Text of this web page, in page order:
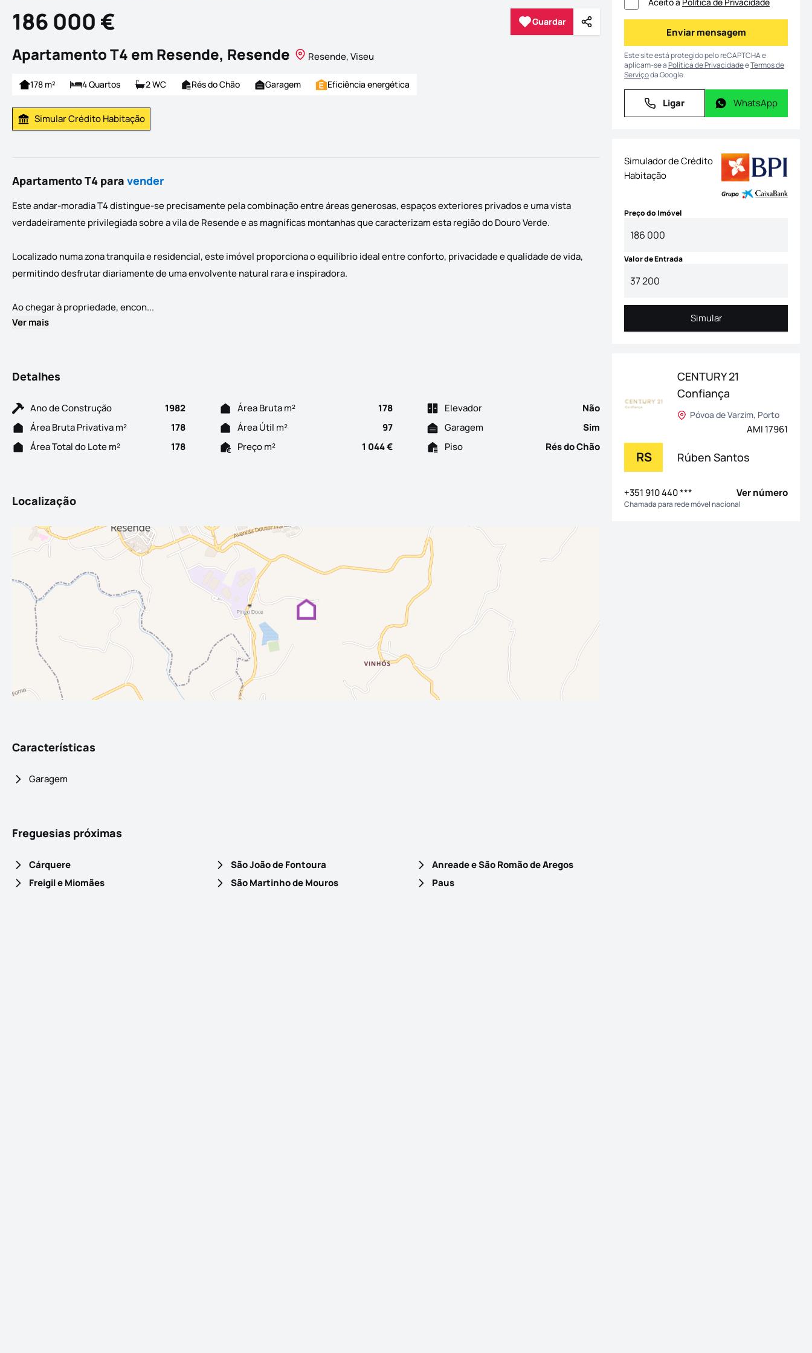
186 000 € Guardar
Guardar Partilhar
Apartamento T4 em Resende, Resende Resende, Viseu
178 m² 4 Quartos 2 WC Rés do Chão Garagem Eficiência energética
Simular Prestação
Simular Crédito Habitação
Apartamento T4 para vender
Este andar-moradia T4 distingue-se precisamente pela combinação entre áreas generosas, espaços exteriores privados e uma vista
verdadeiramente privilegiada sobre a vila de Resende e as magníficas montanhas que caracterizam esta região do Douro Verde.
Localizado numa zona tranquila e residencial, este imóvel proporciona o equilíbrio ideal entre conforto, privacidade e qualidade de vida,
permitindo desfrutar diariamente de uma envolvente natural rara e inspiradora.
Ao chegar à propriedade, encon... Este andar-moradia T4 distingue-se precisamente pela combinação entre áreas generosas, espaços exteriores privados e uma vista verdadeiramente
Ver mais
Detalhes
Ano de Construção 1982 Área Bruta m² 178 Elevador
Não
Área Bruta Privativa m²
178 Área Útil m² 97 Garagem
Sim
Área Total do Lote m²
178 Preço m² 1 044 € Piso Rés do Chão
Localização
Características
Garagem
Freguesias próximas
Cárquere São João de Fontoura
Anreade e São Romão de Aregos
Freigil e Miomães
São Martinho de Mouros Paus
Enviar mensagem
Enviar mensagem
Este site está protegido pelo reCAPTCHA e
aplicam-se aPolítica de PrivacidadeeTermos de
Serviçoda Google.
Ligar
Ligar WhatsApp
WhatsApp
Simulador de Crédito
Habitação
Preço do Imóvel
Valor de Entrada
Simular
Simular
CENTURY 21
Confiança
Póvoa de Varzim, Porto
AMI 17961
RS Rúben Santos
+351 910 440 *** Ver número
Chamada para rede móvel nacional